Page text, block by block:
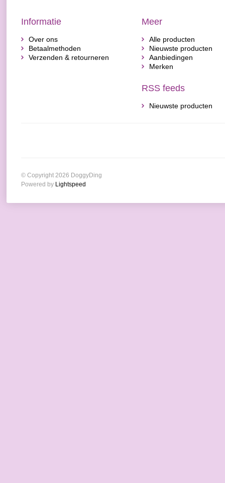
Informatie
Over ons
Betaalmethoden
Verzenden & retourneren
Meer
Alle producten
Nieuwste producten
Aanbiedingen
Merken
RSS feeds
Nieuwste producten
© Copyright 2026 DoggyDing
Powered by Lightspeed